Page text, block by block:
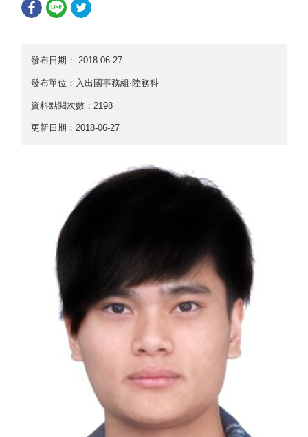
發布日期： 2018-06-27
發布單位：入出國事務組‧陸務科
資料點閱次數：2198
更新日期：2018-06-27